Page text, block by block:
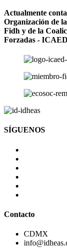
Actualmente
Organización de
Fidh y de la
Forzadas -
SÍGUENOS
Contacto
CDMX